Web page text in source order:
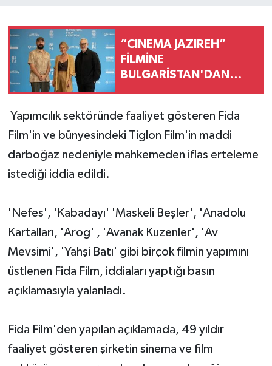
“CINEMA JAZIREH”
FİLMİNE
BULGARİSTAN'DAN
Yapımcılık sektöründe faaliyet gösteren Fida
Film'in ve bünyesindeki Tiglon Film'in maddi
darboğaz nedeniyle mahkemeden iflas erteleme
istediği iddia edildi.
'Nefes', 'Kabadayı' 'Maskeli Beşler', 'Anadolu
Kartalları, 'Arog' , 'Avanak Kuzenler', 'Av
Mevsimi', 'Yahşi Batı' gibi birçok filmin yapımını
üstlenen Fida Film, iddiaları yaptığı basın
açıklamasıyla yalanladı.
Fida Film'den yapılan açıklamada, 49 yıldır
faaliyet gösteren şirketin sinema ve film